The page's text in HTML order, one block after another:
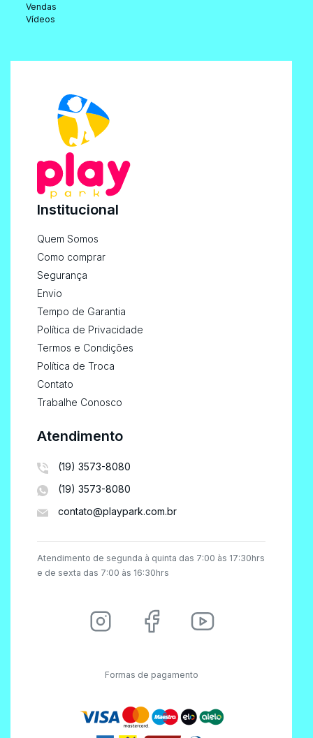
Vendas
Vídeos
Institucional
Quem Somos
Como comprar
Segurança
Envio
Tempo de Garantia
Política de Privacidade
Termos e Condições
Política de Troca
Contato
Trabalhe Conosco
Atendimento
(19) 3573-8080
(19) 3573-8080
contato@playpark.com.br
Atendimento de segunda à quinta das 7:00 às 17:30hrs
e de sexta das 7:00 às 16:30hrs
Formas de pagamento